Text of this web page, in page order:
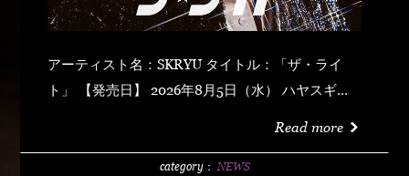
アーティスト名：SKRYU タイトル：「ザ・ライ
ト」 【発売日】 2026年8月5日（水） ハヤスギテ
リング (prod by DJ PMX) マッパ・ノ・オウサマ
Read more
category： NEWS